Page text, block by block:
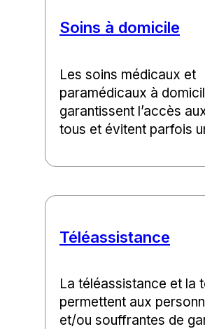
Soins à domicile
Les soins médicaux et
paramédicaux à
garantissent l’accès
tous et évitent parfois
Téléassistance
La téléassistance et la
permettent aux
et/ou souffrantes de